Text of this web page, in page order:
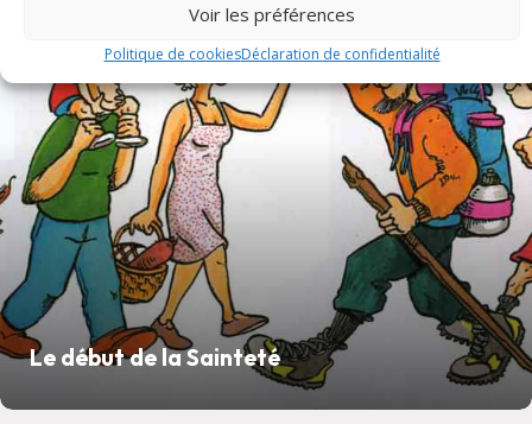
Voir les préférences
Politique de cookiesDéclaration de confidentialité
Le début de la Sainteté